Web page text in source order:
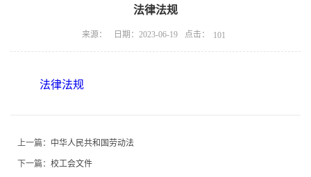
法律法规
来源： 日期：2023-06-19 点击： 101
法律法规
上一篇： 中华人民共和国劳动法
下一篇： 校工会文件